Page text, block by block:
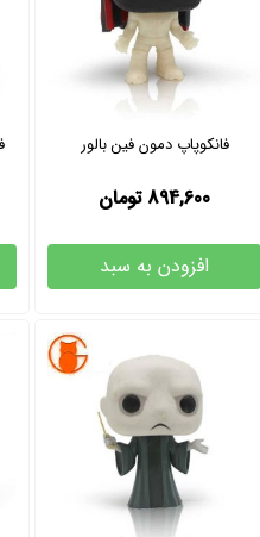
فانکوپاپ دمون فین بالور
894,600 تومان
افزودن به سبد